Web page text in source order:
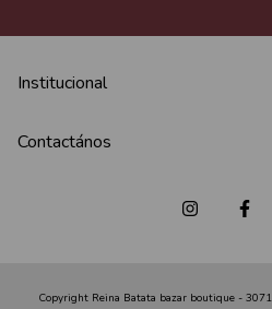
Institucional
Contactános
Copyright Reina Batata bazar boutique -